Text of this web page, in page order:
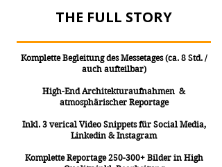
THE FULL STORY
Komplette Begleitung des Messetages (ca. 8 Std. /
auch aufteilbar)
High-End Architekturaufnahmen &
atmosphärischer Reportage
Inkl. 3 verical Video Snippets für Social Media,
Linkedin & Instagram
Komplette Reportage 250-300+ Bilder in High